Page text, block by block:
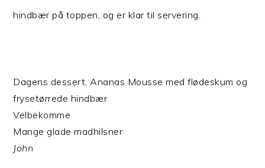
hindbær på toppen, og er klar til servering.
Dagens dessert, Ananas Mousse med flødeskum og
frysetørrede hindbær
Velbekomme
Mange glade madhilsner
John